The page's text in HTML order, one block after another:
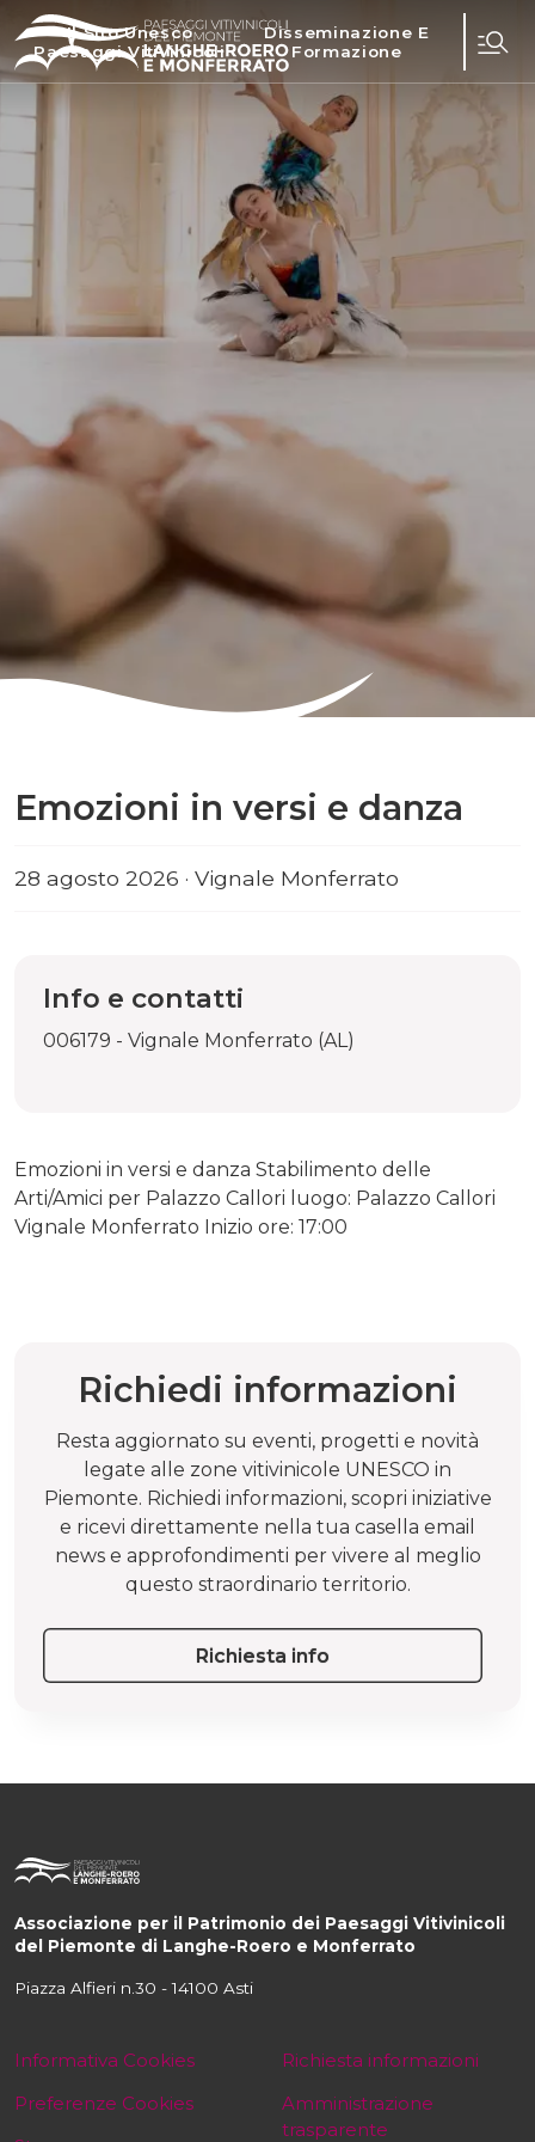
Il Sito Unesco
Paesaggi Vitivinicoli
Disseminazione E
Formazione
Emozioni in versi e danza
28 agosto 2026 · Vignale Monferrato
Emozioni in versi e danza Stabilimento delle
Arti/Amici per Palazzo Callori luogo: Palazzo Callori
Vignale Monferrato Inizio ore: 17:00
Info e contatti
006179 - Vignale Monferrato (AL)
Richiedi informazioni
Resta aggiornato su eventi, progetti e novità
legate alle zone vitivinicole UNESCO in
Piemonte. Richiedi informazioni, scopri iniziative
e ricevi direttamente nella tua casella email
news e approfondimenti per vivere al meglio
questo straordinario territorio.
Richiesta info
Associazione per il Patrimonio dei Paesaggi Vitivinicoli
del Piemonte di Langhe-Roero e Monferrato
Piazza Alfieri n.30 - 14100 Asti
Informativa Cookies
Preferenze Cookies
Richiesta informazioni
Amministrazione
trasparente